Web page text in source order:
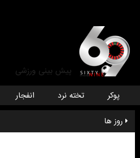
پیش بینی ورزشی
پوکر تخته نرد انفجار
روز ها